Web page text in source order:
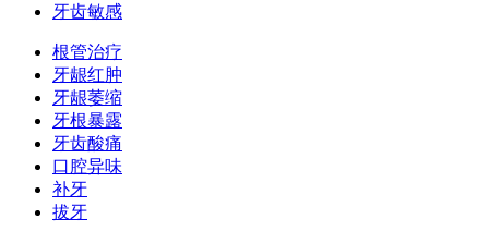
牙齿敏感
根管治疗
牙龈红肿
牙龈萎缩
牙根暴露
牙齿酸痛
口腔异味
补牙
拔牙